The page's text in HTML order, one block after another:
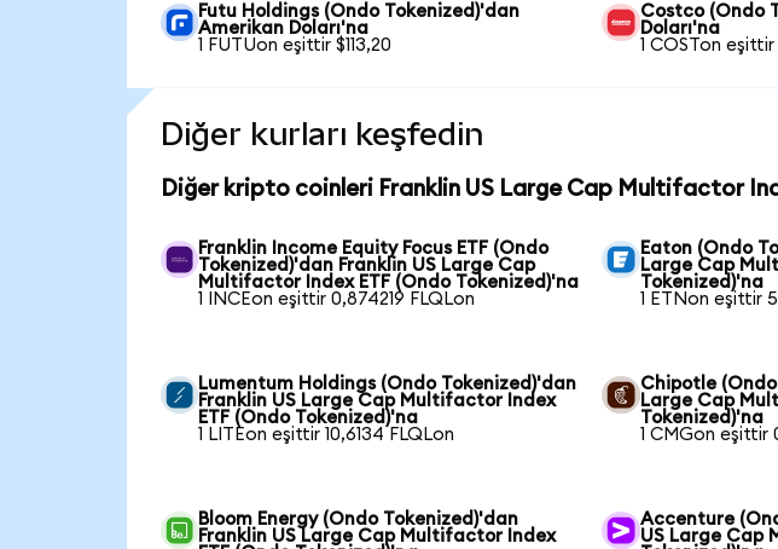
Futu Holdings (Ondo Tokenized)'dan
Amerikan Doları'na
1 FUTUon eşittir $113,20
Costco (Ondo
Doları'na
1 COSTon
Diğer kurları keşfedin
Diğer kripto coinleri Franklin US Large Cap Multifactor
Franklin Income Equity Focus ETF (Ondo
Tokenized)'dan Franklin US Large Cap
Multifactor Index ETF (Ondo Tokenized)'na
1 INCEon eşittir 0,874219 FLQLon
Eaton (Ondo
Large Cap
Tokenized)'na
1 ETNon eşittir
Lumentum Holdings (Ondo Tokenized)'dan
Franklin US Large Cap Multifactor Index
ETF (Ondo Tokenized)'na
1 LITEon eşittir 10,6134 FLQLon
Chipotle
Large Cap
Tokenized)'na
1 CMGon eşittir
Bloom Energy (Ondo Tokenized)'dan
Franklin US Large Cap Multifactor Index
Accenture
US Large Cap